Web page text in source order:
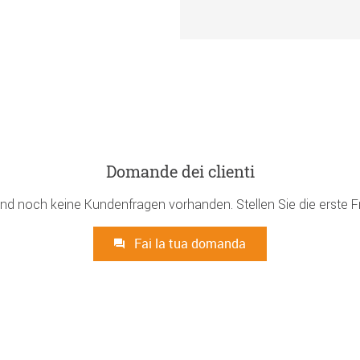
Domande dei clienti
noch keine Kundenfragen vorhanden. Stellen Sie die erste
Fai la tua domanda